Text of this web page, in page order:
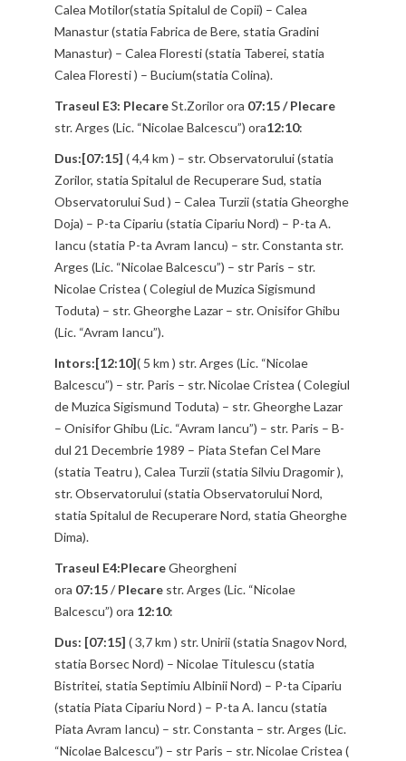
Calea Motilor(statia Spitalul de Copii) – Calea
Manastur (statia Fabrica de Bere, statia Gradini
Manastur) – Calea Floresti (statia Taberei, statia
Calea Floresti ) – Bucium(statia Colina).
Traseul E3: PlecareSt.Zorilor ora 07:15 / Plecare
str. Arges (Lic. “Nicolae Balcescu”) ora12:10:
Dus:[07:15] ( 4,4 km ) – str. Observatorului (statia
Zorilor, statia Spitalul de Recuperare Sud, statia
Observatorului Sud ) – Calea Turzii (statia Gheorghe
Doja) – P-ta Cipariu (statia Cipariu Nord) – P-ta A.
Iancu (statia P-ta Avram Iancu) – str. Constanta str.
Arges (Lic. “Nicolae Balcescu”) – str Paris – str.
Nicolae Cristea ( Colegiul de Muzica Sigismund
Toduta) – str. Gheorghe Lazar – str. Onisifor Ghibu
(Lic. “Avram Iancu”).
Intors:[12:10]( 5 km ) str. Arges (Lic. “Nicolae
Balcescu”) – str. Paris – str. Nicolae Cristea ( Colegiul
de Muzica Sigismund Toduta) – str. Gheorghe Lazar
– Onisifor Ghibu (Lic. “Avram Iancu”) – str. Paris – B-
dul 21 Decembrie 1989 – Piata Stefan Cel Mare
(statia Teatru ), Calea Turzii (statia Silviu Dragomir ),
str. Observatorului (statia Observatorului Nord,
statia Spitalul de Recuperare Nord, statia Gheorghe
Dima).
Traseul E4:PlecareGheorgheni
ora 07:15/ Plecarestr. Arges (Lic. “Nicolae
Balcescu”) ora 12:10:
Dus: [07:15] ( 3,7 km ) str. Unirii (statia Snagov Nord,
statia Borsec Nord) – Nicolae Titulescu (statia
Bistritei, statia Septimiu Albinii Nord) – P-ta Cipariu
(statia Piata Cipariu Nord ) – P-ta A. Iancu (statia
Piata Avram Iancu) – str. Constanta – str. Arges (Lic.
“Nicolae Balcescu”) – str Paris – str. Nicolae Cristea (